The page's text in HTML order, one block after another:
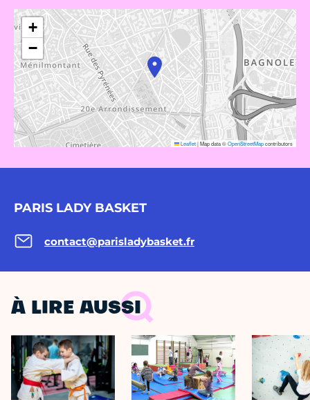
+
−
Leaflet|Map data ©OpenStreetMapcontributors
PARIS LADY BASKET
contact@parisladybasket.fr
À LIRE AUSSI